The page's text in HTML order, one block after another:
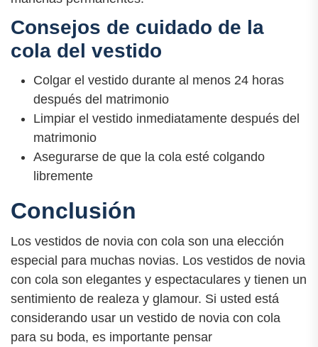
Consejos de cuidado de la
cola del vestido
Colgar el vestido durante al menos 24 horas
después del matrimonio
Limpiar el vestido inmediatamente después del
matrimonio
Asegurarse de que la cola esté colgando
libremente
Conclusión
Los vestidos de novia con cola son una elección
especial para muchas novias. Los vestidos de novia
con cola son elegantes y espectaculares y tienen un
sentimiento de realeza y glamour. Si usted está
considerando usar un vestido de novia con cola
para su boda, es importante pensar